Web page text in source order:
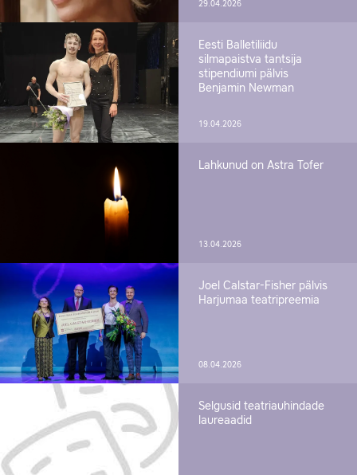
29.04.2026
Eesti Balletiliidu
silmapaistva tantsija
stipendiumi pälvis
Benjamin Newman
19.04.2026
Lahkunud on Astra Tofer
13.04.2026
Joel Calstar-Fisher pälvis
Harjumaa teatripreemia
08.04.2026
Selgusid teatriauhindade
laureaadid